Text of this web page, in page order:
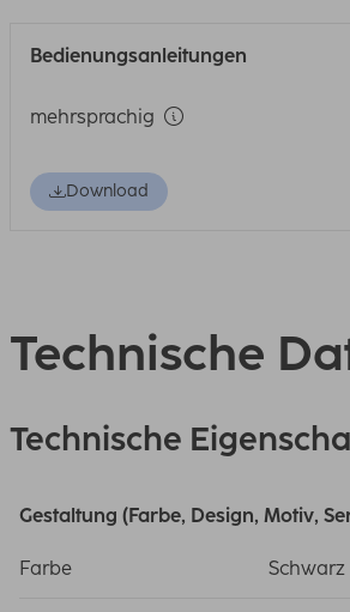
Bedienungsanleitungen
mehrsprachig
Download
Technische
Technische
Gestaltung (Farbe, Design, Motiv,
Farbe Schwarz